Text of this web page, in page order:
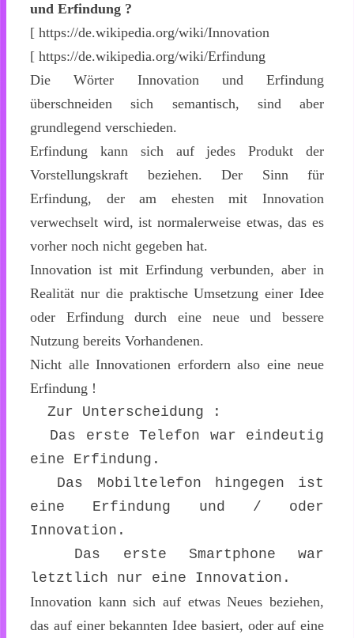
und Erfindung ?
[ https://de.wikipedia.org/wiki/Innovation
[ https://de.wikipedia.org/wiki/Erfindung
Die Wörter Innovation und Erfindung
überschneiden sich semantisch, sind aber
grundlegend verschieden.
Erfindung kann sich auf jedes Produkt der
Vorstellungskraft beziehen. Der Sinn für
Erfindung, der am ehesten mit Innovation
verwechselt wird, ist normalerweise etwas, das es
vorher noch nicht gegeben hat.
Innovation ist mit Erfindung verbunden, aber in
Realität nur die praktische Umsetzung einer Idee
oder Erfindung durch eine neue und bessere
Nutzung bereits Vorhandenen.
Nicht alle Innovationen erfordern also eine neue
Erfindung !
Zur Unterscheidung :
Das erste Telefon war eindeutig
eine Erfindung.
Das Mobiltelefon hingegen ist
eine Erfindung und / oder
Innovation.
Das erste Smartphone war
letztlich nur eine Innovation.
Innovation kann sich auf etwas Neues beziehen,
das auf einer bekannten Idee basiert, oder auf eine